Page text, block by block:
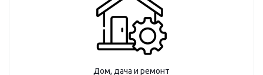
Дом, дача и ремонт